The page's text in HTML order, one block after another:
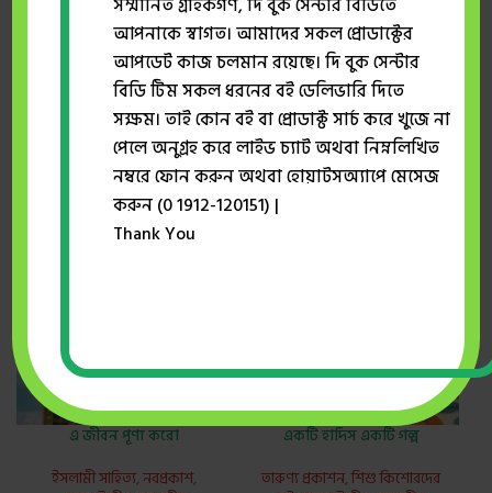
Show sidebar
এ জীবন পূণ্য করো
ইসলামী সাহিত্য,নবপ্রকাশ,
-27%
একটি হাদিস একটি গল্প
তারুণ্য প্রকাশন,শিশু কিশোরদের
আপনাকে স্বাগত। আমাদের সকল প্রোডাক্টের
আপডেট কাজ চলমান রয়েছে। দি বুক সেন্টার
বিডি টিম সকল ধরনের বই ডেলিভারি দিতে
সক্ষম। তাই কোন বই বা প্রোডাক্ট সার্চ করে খুজে না
পেলে অনুগ্রহ করে লাইভ চ্যাট অথবা নিম্নলিখিত
নম্বরে ফোন করুন অথবা হোয়াটসঅ্যাপে মেসেজ
করুন (0 1912-120151) |
Thank You